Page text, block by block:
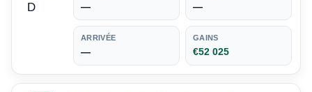
— —
ARRIVÉE
—
GAINS
€52 025